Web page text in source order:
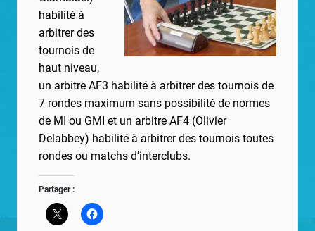
habilité à
arbitrer des
tournois de
haut niveau,
un arbitre AF3 habilité à arbitrer des tournois de
7 rondes maximum sans possibilité de normes
de MI ou GMI et un arbitre AF4 (Olivier
Delabbey) habilité à arbitrer des tournois toutes
rondes ou matchs d’interclubs.
Partager :